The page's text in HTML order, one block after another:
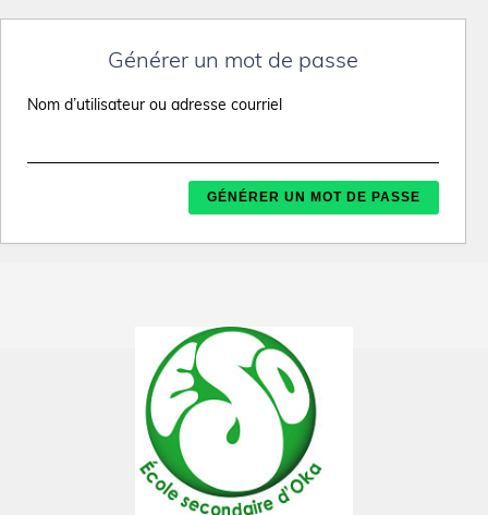
Générer un mot de passe
Nom d’utilisateur ou adresse courriel